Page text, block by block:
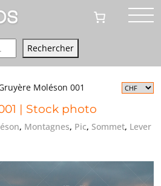
Rechercher
Moléson 001
| Stock photo
, Montagnes, Pic, Sommet, Lever